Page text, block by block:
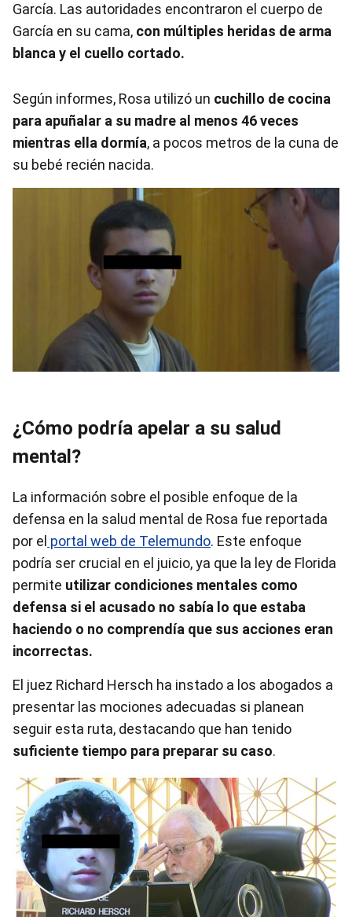
García. Las autoridades encontraron el cuerpo de
García en su cama, con múltiples heridas de arma
blanca y el cuello cortado.
Según informes, Rosa utilizó un cuchillo de cocina
para apuñalar a su madre al menos 46 veces
mientras ella dormía, a pocos metros de la cuna de
su bebé recién nacida.
¿Cómo podría apelar a su salud
mental?
La información sobre el posible enfoque de la
defensa en la salud mental de Rosa fue reportada
por el portal web de Telemundo. Este enfoque
podría ser crucial en el juicio, ya que la ley de Florida
permite utilizar condiciones mentales como
defensa si el acusado no sabía lo que estaba
haciendo o no comprendía que sus acciones eran
incorrectas.
El juez Richard Hersch ha instado a los abogados a
presentar las mociones adecuadas si planean
seguir esta ruta, destacando que han tenido
suficiente tiempo para preparar su caso.